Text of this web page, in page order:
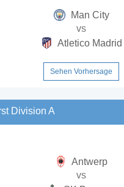
Man City
vs
Atletico Madrid
Sehen Vorhersage
Division A
Antwerp
vs